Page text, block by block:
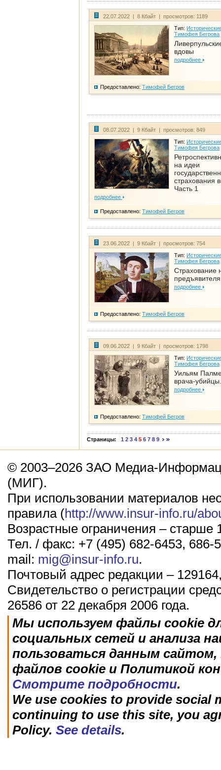
22.07.2022 | 8 Кбайт | просмотров: 1189
Тип:
Тимофея Бегрова
вдовы
подробнее
Предоставлено: Тимофей Бегров
08.07.2022 | 9 Кбайт | просмотров: 849
Тип:
Тимофея Бегрова
на идеи
страхования
Часть 1
подробнее
Предоставлено: Тимофей Бегров
23.06.2022 | 9 Кбайт | просмотров: 754
Тип:
Тимофея Бегрова
Страхование
предъявителя
подробнее
Предоставлено: Тимофей Бегров
09.06.2022 | 9 Кбайт | просмотров: 1798
Тип:
Тимофея Бегрова
Уильям
врача-
подробнее
Предоставлено: Тимофей Бегров
Страницы: 1 2 3 4 5 6 7 8 9
© 2003–2026 ЗАО Медиа-
(МИГ).
При использовании материалов
правила (http://www.insur-info.ru/
Возрастные ограничения – старше
Тел. / факс: +7 (495) 682-6453, 686-
mail: mig@insur-info.ru.
Почтовый адрес редакции –
Свидетельство о регистрации
26586 от 22 декабря 2006 года.
Мы используем файлы cookie
социальных сетей и анализа
пользоваться данным
файлов cookie и Политикой
Смотрите подробности.
We use cookies to provide social
continuing to use this site, you
Policy. See details.